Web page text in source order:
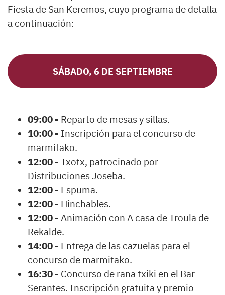
Fiesta de San Keremos, cuyo programa de detalla
a continuación:
SÁBADO, 6 DE SEPTIEMBRE
09:00 - Reparto de mesas y sillas.
10:00 - Inscripción para el concurso de
marmitako.
12:00 - Txotx, patrocinado por
Distribuciones Joseba.
12:00 - Espuma.
12:00 - Hinchables.
12:00 - Animación con A casa de Troula de
Rekalde.
14:00 - Entrega de las cazuelas para el
concurso de marmitako.
16:30 - Concurso de rana txiki en el Bar
Serantes. Inscripción gratuita y premio